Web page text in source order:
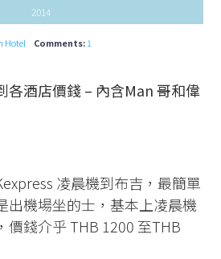
2014
Hotel Comments:1
各酒店價錢 – 內含Man 哥和偉
凌晨機到布吉，最簡單
出機場坐的士，基本上凌晨機
價錢介乎 THB 1200 至THB